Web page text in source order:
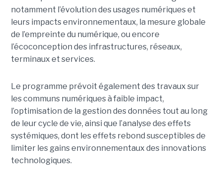
notamment l’évolution des usages numériques et
leurs impacts environnementaux, la mesure globale
de l’empreinte du numérique, ou encore
l’écoconception des infrastructures, réseaux,
terminaux et services.
Le programme prévoit également des travaux sur
les communs numériques à faible impact,
l’optimisation de la gestion des données tout au long
de leur cycle de vie, ainsi que l’analyse des effets
systémiques, dont les effets rebond susceptibles de
limiter les gains environnementaux des innovations
technologiques.